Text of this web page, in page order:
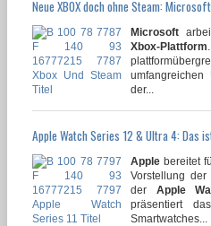
Neue XBOX doch ohne Steam:
Microsoft
Xbox-Plattform
umfangreichen
der...
Apple Watch Series 12 & Ultra 4: Das
Apple bereitet
Vorstellung der
der Apple
präsentiert
Smartwatches...